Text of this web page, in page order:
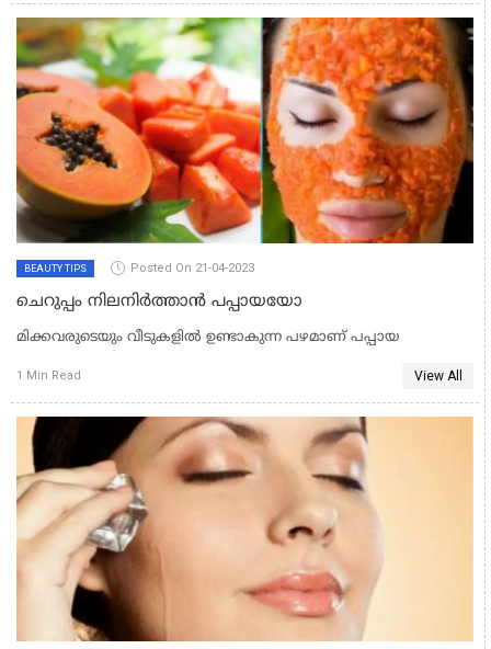
BEAUTY TIPS Posted On 21-04-2023
ചെറുപ്പം നിലനിര്‍ത്താന്‍ പപ്പായയോ
മിക്കവരുടെയും വീടുകളില്‍ ഉണ്ടാകുന്ന പഴമാണ് പപ്പായ
1 Min Read View All